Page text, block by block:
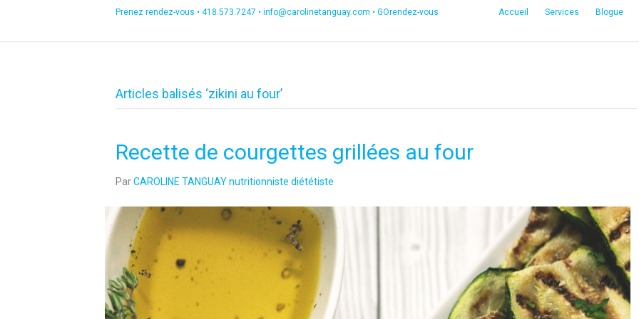
Prenez rendez-vous • 418.573.7247 • info@carolinetanguay.com • GOrendez-vous Accueil Services Blogue
Articles balisés ‘zikini au four’
Recette de courgettes grillées au four
ParCAROLINE TANGUAY nutritionniste diététiste